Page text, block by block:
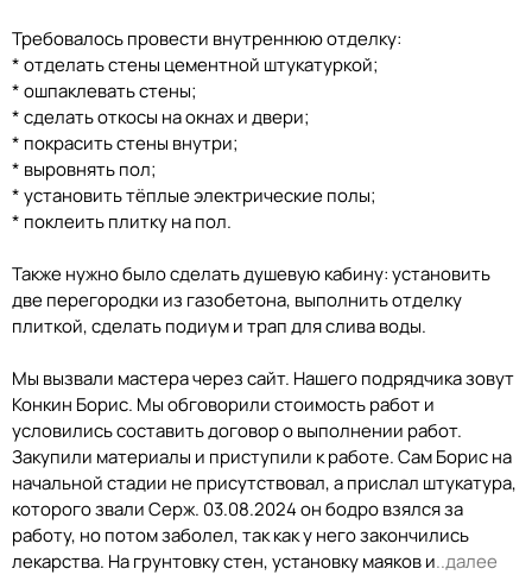
Требовалось провести внутреннюю отделку:
* отделать стены цементной штукатуркой;
* ошпаклевать стены;
* сделать откосы на окнах и двери;
* покрасить стены внутри;
* выровнять пол;
* установить тёплые электрические полы;
* поклеить плитку на пол.
Также нужно было сделать душевую кабину: установить
две перегородки из газобетона, выполнить отделку
плиткой, сделать подиум и трап для слива воды.
Мы вызвали мастера через сайт. Нашего подрядчика зовут
Конкин Борис. Мы обговорили стоимость работ и
условились составить договор о выполнении работ.
Закупили материалы и приступили к работе. Сам Борис на
начальной стадии не присутствовал, а прислал штукатура,
которого звали Серж. 03.08.2024 он бодро взялся за
работу, но потом заболел, так как у него закончились
лекарства. На грунтовку стен, установку маяков и..далее